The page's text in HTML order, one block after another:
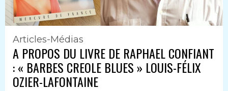
Articles-Médias
A PROPOS DU LIVRE DE RAPHAEL CONFIANT
: « BARBES CREOLE BLUES » LOUIS-FÉLIX
OZIER-LAFONTAINE